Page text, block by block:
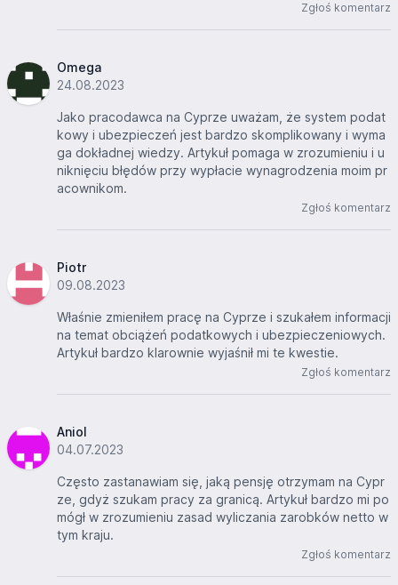
Zgłoś komentarz
Omega
24.08.2023
Jako pracodawca na Cyprze uważam, że system podat
kowy i ubezpieczeń jest bardzo skomplikowany i wyma
ga dokładnej wiedzy. Artykuł pomaga w zrozumieniu i u
niknięciu błędów przy wypłacie wynagrodzenia moim pr
acownikom.
Zgłoś komentarz
Piotr
09.08.2023
Właśnie zmieniłem pracę na Cyprze i szukałem informacji
na temat obciążeń podatkowych i ubezpieczeniowych.
Artykuł bardzo klarownie wyjaśnił mi te kwestie.
Zgłoś komentarz
Aniol
04.07.2023
Często zastanawiam się, jaką pensję otrzymam na Cypr
ze, gdyż szukam pracy za granicą. Artykuł bardzo mi po
mógł w zrozumieniu zasad wyliczania zarobków netto w
tym kraju.
Zgłoś komentarz